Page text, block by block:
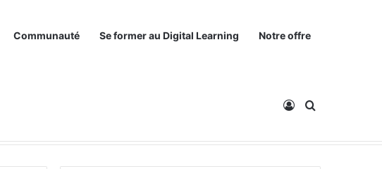
Communauté Se former au Digital Learning Notre offre
Connexion
Rechercher